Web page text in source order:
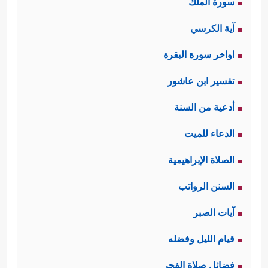
مؤدِّيًا لحقهم.
وفي هذا من معاني الأُخوَّة والتكافل
المعنوي ما فيه، إضافةً إلى المحافظة
على حياء الفقراء وكرامتهم وهيبَتهم في
المُجتمع.
وفيه أيضًا: حمايتهم من استغلال
المتصدِّقين وامتهانهم لهم في العمل
والخدمة، أو المنِّ والتسلُّط والتعالِي.
ثانيًا: تأكيد الثواب الأخروي الذي لا حدود
آية الكرسي
اواخر سورة البقرة
تفسير ابن عاشور
أدعية من السنة
الدعاء للميت
الصلاة الإبراهيمية
السنن الرواتب
آيات الصبر
قيام الليل وفضله
فضائل صلاة الفجر